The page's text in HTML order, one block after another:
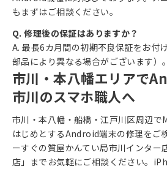
もまずはご相談ください。
Q. 修理後の保証はありますか？
A. 最長6カ月間の初期不良保証をお付
部品により異なる場合がございます）。
市川・本八幡エリアで
市川のスマホ職人へ
市川・本八幡・船橋・江戸川区周辺
はじめとするAndroid端末の修理をご
ーすぐの質屋かんてい局市川インター
店」までお気軽にご相談ください。